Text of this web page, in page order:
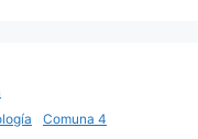
Comuna 4